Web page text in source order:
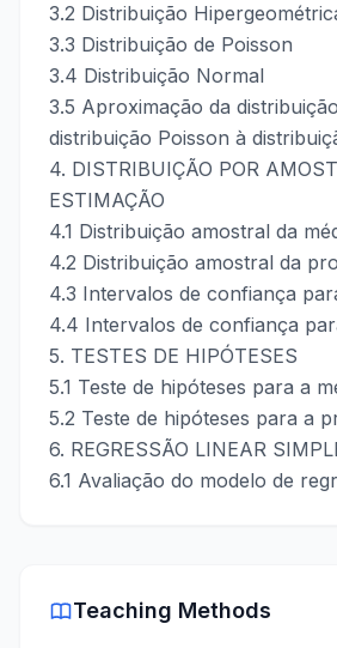
3.2 Distribuição
3.3 Distribuição de Poisson
3.4 Distribuição Normal
3.5 Aproximação da
distribuição Poisson à
4. DISTRIBUIÇÃO POR
ESTIMAÇÃO
4.1 Distribuição amostral da
4.2 Distribuição amostral da
4.3 Intervalos de confiança
4.4 Intervalos de confiança
5. TESTES DE HIPÓTESES
5.1 Teste de hipóteses para a
5.2 Teste de hipóteses para a
6. REGRESSÃO LINEAR
6.1 Avaliação do modelo de
Teaching Methods